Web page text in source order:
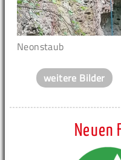
Neonstaub
weitere Bilder
Neuen